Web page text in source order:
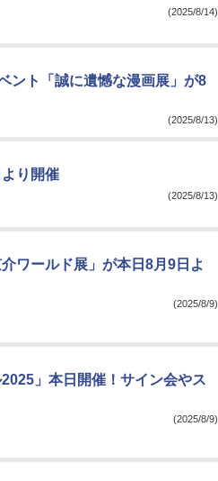
(2025/8/14)
ント「誠に遺憾な漫画展」が8
(2025/8/13)
り開催
(2025/8/13)
ワールド展」が本日8月9日よ
(2025/8/9)
」本日開催！サイン会やス
(2025/8/9)